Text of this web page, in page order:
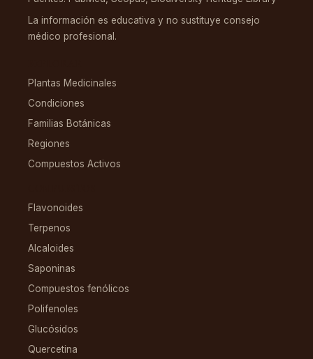
La información es educativa y no sustituye consejo
médico profesional.
Plantas Medicinales
Condiciones
Familias Botánicas
Regiones
Compuestos Activos
Flavonoides
Terpenos
Alcaloides
Saponinas
Compuestos fenólicos
Polifenoles
Glucósidos
Quercetina